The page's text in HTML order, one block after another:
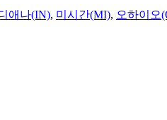
애나(IN), 미시간(MI), 오하이오